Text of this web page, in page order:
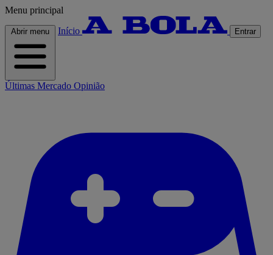
Menu principal
Abrir menu Início Entrar
Últimas Mercado Opinião